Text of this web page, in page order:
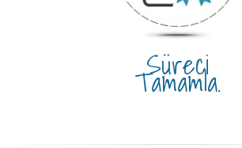
Süreci
Tamamla.